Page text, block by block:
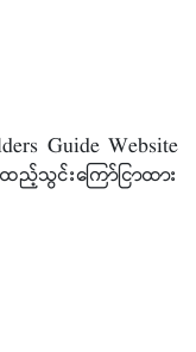
Guide Website
သွင်းကြော်ငြာထား